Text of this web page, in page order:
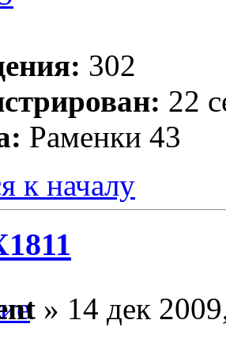
302
22
Раменки 43
к началу
» 14 дек